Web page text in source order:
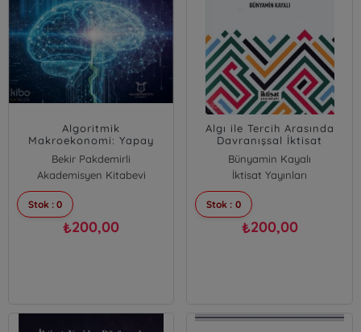
Algoritmik
Makroekonomi: Yapay
Zeka, Büyük Veri ve Yeni
Nesil Politika Tasarımı
Bekir Pakdemirli
Akademisyen Kitabevi
Stok : 0
₺200,00
Algı ile Tercih Arasında
Davranışsal İktisat
Açısından Katılım
Bankacılığı
Bünyamin Kayalı
İktisat Yayınları
Stok : 0
₺200,00